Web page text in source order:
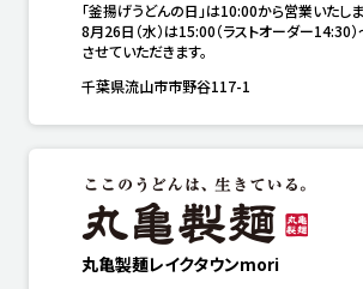
「釜揚げうどんの日」は10:00から営業いたしま
8月26日（水）は15:00（ラストオーダー14:30
させていただきます。
千葉県流山市市野谷117-1
丸亀製麺レイクタウンmori